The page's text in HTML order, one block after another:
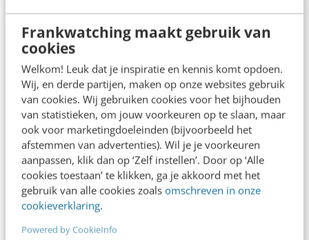
Frankwatching maakt gebruik van
cookies
Welkom! Leuk dat je inspiratie en kennis komt opdoen.
Wij, en derde partijen, maken op onze websites gebruik
van cookies. Wij gebruiken cookies voor het bijhouden
van statistieken, om jouw voorkeuren op te slaan, maar
ook voor marketingdoeleinden (bijvoorbeeld het
afstemmen van advertenties). Wil je je voorkeuren
aanpassen, klik dan op ‘Zelf instellen’. Door op ‘Alle
cookies toestaan’ te klikken, ga je akkoord met het
gebruik van alle cookies zoals omschreven in onze
cookieverklaring.
Powered by CookieInfo